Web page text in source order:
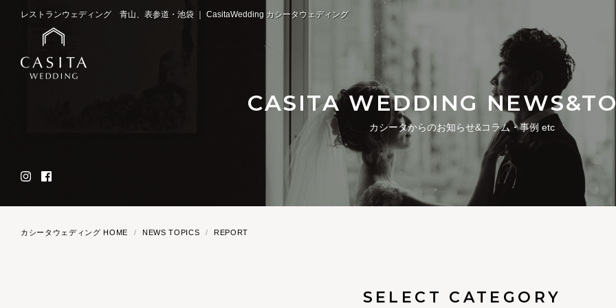
レストランウェディング 青山、表参道・池袋 ｜ CasitaWedding カシータウェディング
CASITA WEDDING
カシータからのお知らせ&コラム・事例 etc
カシータウェディング HOME NEWS TOPICS REPORT
SELECT CATEGORY